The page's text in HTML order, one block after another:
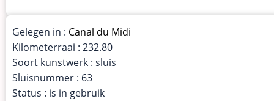
Gelegen in : Canal du Midi
Kilometerraai : 232.80
Soort kunstwerk : sluis
Sluisnummer : 63
Status : is in gebruik